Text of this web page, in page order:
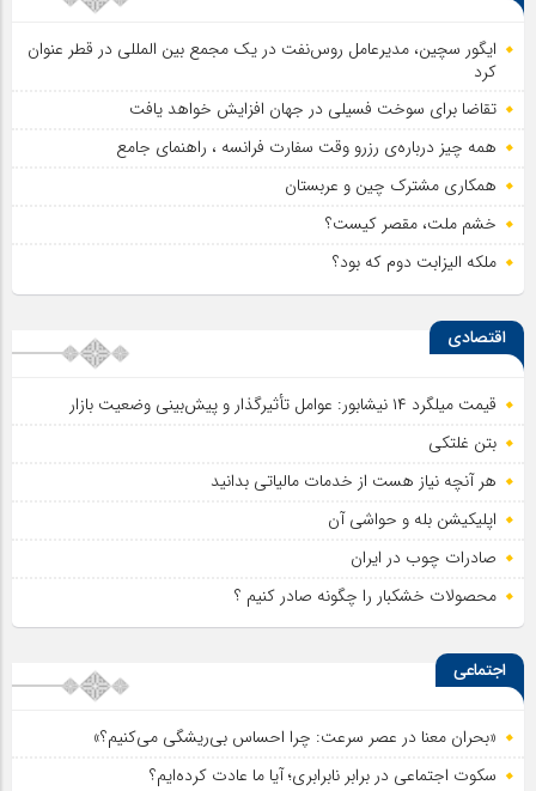
ایگور سچین، مدیرعامل روس‌نفت در یک مجمع بین المللی در قطر عنوان
کرد
تقاضا برای سوخت فسیلی در جهان افزایش خواهد یافت
همه چیز درباره‌ی رزرو وقت سفارت فرانسه ، راهنمای جامع
همکاری مشترک چین و عربستان
خشم ملت، مقصر کیست؟
ملکه الیزابت دوم که بود؟
اقتصادی
قیمت میلگرد ۱۴ نیشابور: عوامل تأثیرگذار و پیش‌بینی وضعیت بازار
بتن غلتکی
هر آنچه نیاز هست از خدمات مالیاتی بدانید
اپلیکیشن بله و حواشی آن
صادرات چوب در ایران
محصولات خشکبار را چگونه صادر کنیم ؟
اجتماعی
«بحران معنا در عصر سرعت: چرا احساس بی‌ریشگی می‌کنیم؟»
سکوت اجتماعی در برابر نابرابری؛ آیا ما عادت کرده‌ایم؟